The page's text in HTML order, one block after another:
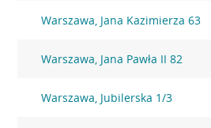
Warszawa, Jana Kazimierza 63
Warszawa, Jana Pawła II 82
Warszawa, Jubilerska 1/3